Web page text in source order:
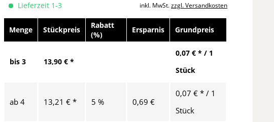
inkl. MwSt.zzgl. Versandkosten
Lieferzeit 1-3
Menge Stückpreis
Rabatt
(%)
Ersparnis Grundpreis
bis3 13,90 € *
0,07 € * / 1
Stück
ab4 13,21 € * 5 % 0,69 €
0,07 € * / 1
Stück